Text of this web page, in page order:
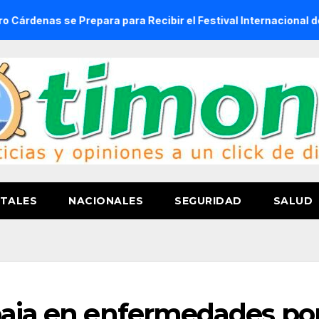
Prepara para Recibir el Festival Internacional de la Cerveza
NACIONALES SEGURIDAD SALUD